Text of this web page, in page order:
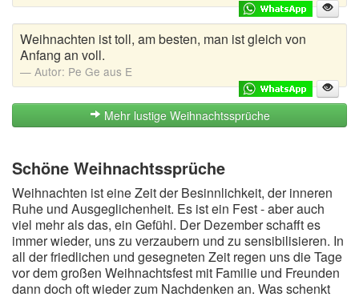
Weihnachten ist toll, am besten, man ist gleich von
Anfang an voll.
Autor: Pe Ge aus E
Mehr lustige Weihnachtssprüche
Schöne Weihnachtssprüche
Weihnachten ist eine Zeit der Besinnlichkeit, der inneren
Ruhe und Ausgeglichenheit. Es ist ein Fest - aber auch
viel mehr als das, ein Gefühl. Der Dezember schafft es
immer wieder, uns zu verzaubern und zu sensibilisieren. In
all der friedlichen und gesegneten Zeit regen uns die Tage
vor dem großen Weihnachtsfest mit Familie und Freunden
dann doch oft wieder zum Nachdenken an. Was schenkt